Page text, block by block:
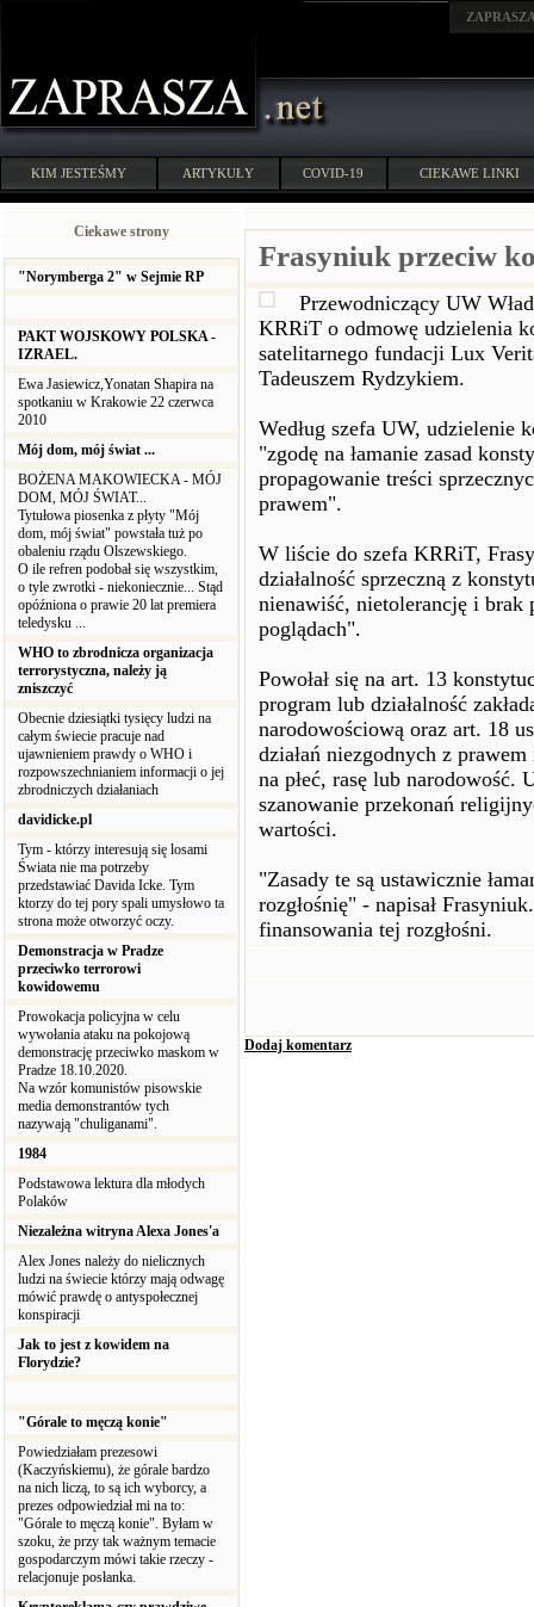
KIM JESTEŚMY ARTYKUŁY COVID-19 CIEKAWE LINKI
Ciekawe strony
"Norymberga 2" w Sejmie RP
PAKT WOJSKOWY POLSKA -
IZRAEL.
Ewa Jasiewicz,Yonatan Shapira na
spotkaniu w Krakowie 22 czerwca
2010
Mój dom, mój świat ...
BOŻENA MAKOWIECKA - MÓJ
DOM, MÓJ ŚWIAT...
Tytułowa piosenka z płyty "Mój
dom, mój świat" powstała tuż po
obaleniu rządu Olszewskiego.
O ile refren podobał się wszystkim,
o tyle zwrotki - niekoniecznie... Stąd
opóźniona o prawie 20 lat premiera
teledysku ...
WHO to zbrodnicza organizacja
terrorystyczna, należy ją
zniszczyć
Obecnie dziesiątki tysięcy ludzi na
całym świecie pracuje nad
ujawnieniem prawdy o WHO i
rozpowszechnianiem informacji o jej
zbrodniczych działaniach
davidicke.pl
Tym - którzy interesują się losami
Świata nie ma potrzeby
przedstawiać Davida Icke. Tym
ktorzy do tej pory spali umysłowo ta
strona może otworzyć oczy.
Demonstracja w Pradze
przeciwko terrorowi
kowidowemu
Prowokacja policyjna w celu
wywołania ataku na pokojową
demonstrację przeciwko maskom w
Pradze 18.10.2020.
Na wzór komunistów pisowskie
media demonstrantów tych
nazywają "chuliganami".
1984
Podstawowa lektura dla młodych
Polaków
Niezależna witryna Alexa Jones'a
Alex Jones należy do nielicznych
ludzi na świecie którzy mają odwagę
mówić prawdę o antyspołecznej
konspiracji
Jak to jest z kowidem na
Florydzie?
"Górale to męczą konie"
Powiedziałam prezesowi
(Kaczyńskiemu), że górale bardzo
na nich liczą, to są ich wyborcy, a
prezes odpowiedział mi na to:
"Górale to męczą konie". Byłam w
szoku, że przy tak ważnym temacie
gospodarczym mówi takie rzeczy -
relacjonuje posłanka.
Frasyniuk przeciw
Przewodniczący UW
KRRiT o odmowę udzielenia
satelitarnego fundacji Lux
Tadeuszem Rydzykiem.
Według szefa UW, udzielenie
"zgodę na łamanie zasad
propagowanie treści
prawem".
W liście do szefa KRRiT,
działalność sprzeczną z
nienawiść, nietolerancję i brak
poglądach".
Powołał się na art. 13
program lub działalność
narodowościową oraz art. 18
działań niezgodnych z
na płeć, rasę lub narodowość.
szanowanie przekonań
wartości.
"Zasady te są ustawicznie
rozgłośnię" - napisał
finansowania tej rozgłośni.
Dodaj komentarz